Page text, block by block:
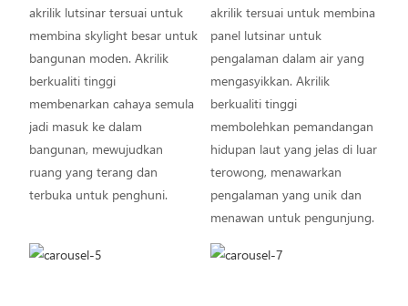
akrilik lutsinar tersuai untuk
membina skylight besar untuk
bangunan moden. Akrilik
berkualiti tinggi
membenarkan cahaya semula
jadi masuk ke dalam
bangunan, mewujudkan
ruang yang terang dan
terbuka untuk penghuni.
akrilik tersuai untuk membina
panel lutsinar untuk
pengalaman dalam air yang
mengasyikkan. Akrilik
berkualiti tinggi
membolehkan pemandangan
hidupan laut yang jelas di luar
terowong, menawarkan
pengalaman yang unik dan
menawan untuk pengunjung.